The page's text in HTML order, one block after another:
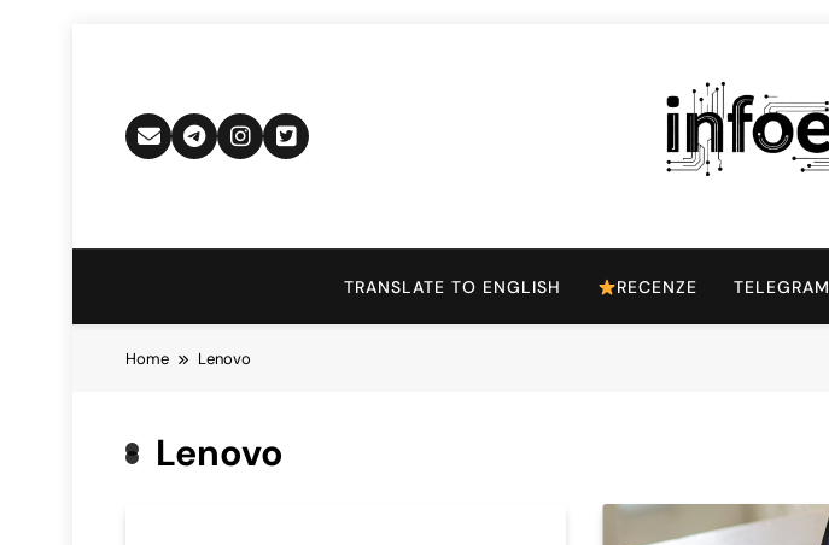
Infoek.cz
TRANSLATE TO ENGLISH RECENZE TELEGRAM
Home Lenovo
Lenovo